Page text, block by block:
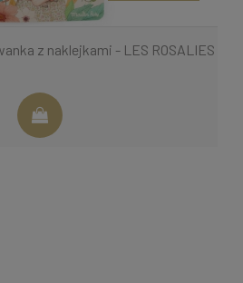
z naklejkami - LES ROSALIES